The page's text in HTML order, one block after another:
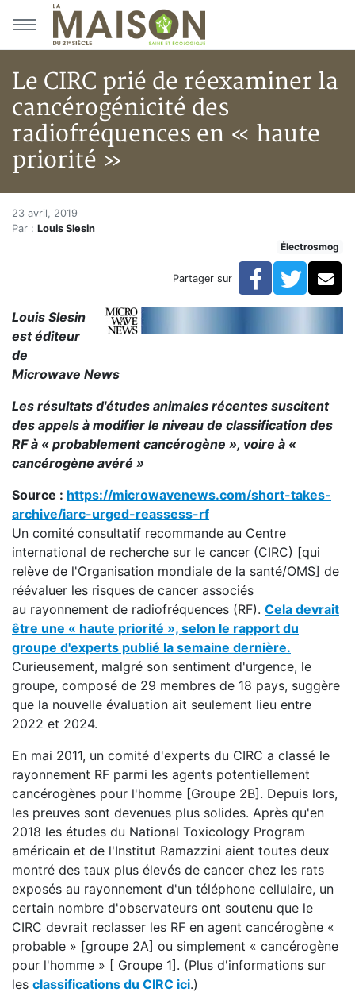
Aller au menu principal
Aller au contenu principal
Le CIRC prié de réexaminer la
cancérogénicité des
radiofréquences en « haute
priorité »
Accueil
Articles
Le CIRC prié de réexaminer la cancérogénicité des
Le CIRC prié de réexaminer
23 avril, 2019
Par : Louis Slesin
Électrosmog
Partager sur Facebook
Louis Slesin
est éditeur
de
Microwave News
Les résultats d'études animales récentes suscitent
des appels à modifier le niveau de classification des
RF à « probablement cancérogène », voire à «
cancérogène avéré »
Source : https://microwavenews.com/short-takes-
archive/iarc-urged-reassess-rf
Un comité consultatif recommande au Centre
international de recherche sur le cancer (CIRC) [qui
relève de l'Organisation mondiale de la santé/OMS] de
réévaluer les risques de cancer associés
au rayonnement de radiofréquences (RF). Cela devrait
être une « haute priorité », selon le rapport du
groupe d'experts publié la semaine dernière.
Curieusement, malgré son sentiment d'urgence, le
groupe, composé de 29 membres de 18 pays, suggère
que la nouvelle évaluation ait seulement lieu entre
2022 et 2024.
En mai 2011, un comité d'experts du CIRC a classé le
rayonnement RF parmi les agents potentiellement
cancérogènes pour l'homme [Groupe 2B]. Depuis lors,
les preuves sont devenues plus solides. Après qu'en
2018 les études du National Toxicology Program
américain et de l'Institut Ramazzini aient toutes deux
montré des taux plus élevés de cancer chez les rats
exposés au rayonnement d'un téléphone cellulaire, un
certain nombre d'observateurs ont soutenu que le
CIRC devrait reclasser les RF en agent cancérogène «
probable » [groupe 2A] ou simplement « cancérogène
pour l'homme » [ Groupe 1]. (Plus d'informations sur
les classifications du CIRC ici.)